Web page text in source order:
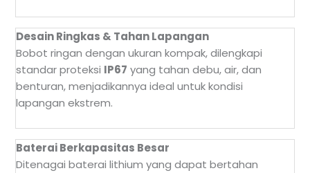
Desain Ringkas & Tahan Lapangan
Bobot ringan dengan ukuran kompak, dilengkapi
standar proteksi IP67 yang tahan debu, air, dan
benturan, menjadikannya ideal untuk kondisi
lapangan ekstrem.
Baterai Berkapasitas Besar
Ditenagai baterai lithium yang dapat bertahan